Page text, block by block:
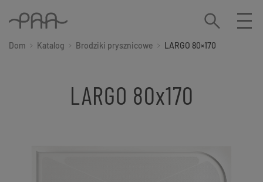
Dom Katalog Brodziki prysznicowe LARGO 80×170
LARGO 80x170